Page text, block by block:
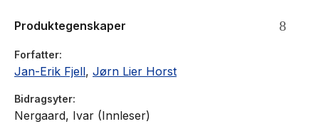
Produktegenskaper
Forfatter
Jan-Erik Fjell, Jørn Lier Horst
Bidragsyter
Nergaard, Ivar (Innleser)